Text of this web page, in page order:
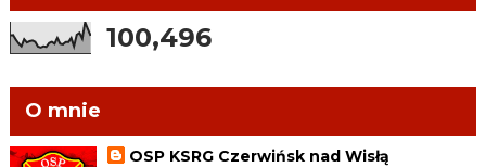
100,496
O mnie
OSP KSRG Czerwińsk nad Wisłą